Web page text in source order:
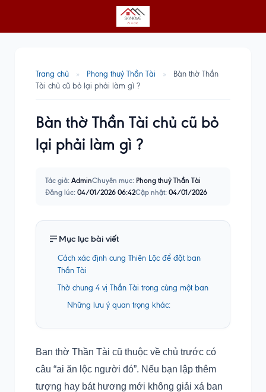
Trang chủ » Phong thuỷ Thần Tài »
Bàn thờ Thần
Tài chủ cũ bỏ lại phải làm gì ?
Bàn thờ Thần Tài chủ cũ bỏ
lại phải làm gì ?
Tác giả: AdminChuyên mục: Phong thuỷ Thần Tài
Đăng lúc: 04/01/2026 06:42Cập nhật: 04/01/2026
Mục lục bài viết
Cách xác định cung Thiên Lộc để đặt ban
Thần Tài
Thờ chung 4 vị Thần Tài trong cùng một ban
Những lưu ý quan trọng khác:
Ban thờ Thần Tài cũ thuộc về chủ trước có
câu “ai ăn lộc người đó”. Nếu bạn lập thêm
tượng hay bát hương mới không giải xá ban